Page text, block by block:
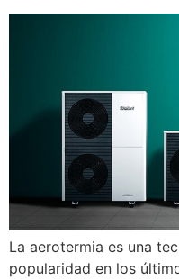
La aerotermia es una
popularidad en los